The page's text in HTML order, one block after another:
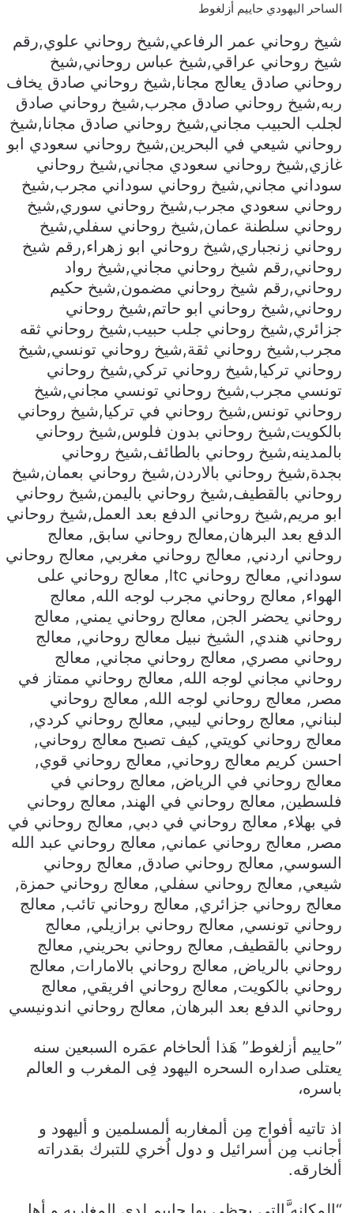
الساحر اليهودي حاييم أزلغوط
شيخ روحاني عمر الرفاعي,شيخ روحاني علوي,رقم
شيخ روحاني عراقي,شيخ عباس روحاني,شيخ
روحاني صادق يعالج مجانا,شيخ روحاني صادق يخاف
ربه,شيخ روحاني صادق مجرب,شيخ روحاني صادق
لجلب الحبيب مجاني,شيخ روحاني صادق مجانا,شيخ
روحاني شيعي في البحرين,شيخ روحاني سعودي ابو
غازي,شيخ روحاني سعودي مجاني,شيخ روحاني
سوداني مجاني,شيخ روحاني سوداني مجرب,شيخ
روحاني سعودي مجرب,شيخ روحاني سوري,شيخ
روحاني سلطنة عمان,شيخ روحاني سفلي,شيخ
روحاني زنجباري,شيخ روحاني ابو زهراء,رقم شيخ
روحاني,رقم شيخ روحاني مجاني,شيخ رواد
روحاني,رقم شيخ روحاني مضمون,شيخ حكيم
روحاني,شيخ روحاني ابو حاتم,شيخ روحاني
جزائري,شيخ روحاني جلب حبيب,شيخ روحاني ثقه
مجرب,شيخ روحاني ثقة,شيخ روحاني تونسي,شيخ
روحاني تركيا,شيخ روحاني تركي,شيخ روحاني
تونسي مجرب,شيخ روحاني تونسي مجاني,شيخ
روحاني تونس,شيخ روحاني في تركيا,شيخ روحاني
بالكويت,شيخ روحاني بدون فلوس,شيخ روحاني
بالمدينه,شيخ روحاني بالطائف,شيخ روحاني
بجدة,شيخ روحاني بالاردن,شيخ روحاني بعمان,شيخ
روحاني بالقطيف,شيخ روحاني باليمن,شيخ روحاني
ابو مريم,شيخ روحاني الدفع بعد العمل,شيخ روحاني
الدفع بعد البرهان,معالج روحاني سابق, معالج
روحاني اردني, معالج روحاني مغربي, معالج روحاني
سوداني, معالج روحاني ltc, معالج روحاني على
الهواء, معالج روحاني مجرب لوجه الله, معالج
روحاني يحضر الجن, معالج روحاني يمني, معالج
روحاني هندي, الشيخ نبيل معالج روحاني, معالج
روحاني مصري, معالج روحاني مجاني, معالج
روحاني مجاني لوجه الله, معالج روحاني ممتاز في
مصر, معالج روحاني لوجه الله, معالج روحاني
لبناني, معالج روحاني ليبي, معالج روحاني كردي,
معالج روحاني كويتي, كيف تصبح معالج روحاني,
احسن كريم معالج روحاني, معالج روحاني قوي,
معالج روحاني في الرياض, معالج روحاني في
فلسطين, معالج روحاني في الهند, معالج روحاني
في بهلاء, معالج روحاني في دبي, معالج روحاني في
مصر, معالج روحاني عماني, معالج روحاني عبد الله
السوسي, معالج روحاني صادق, معالج روحاني
شيعي, معالج روحاني سفلي, معالج روحاني حمزة,
معالج روحاني جزائري, معالج روحاني تائب, معالج
روحاني تونسي, معالج روحاني برازيلي, معالج
روحاني بالقطيف, معالج روحاني بحريني, معالج
روحاني بالرياض, معالج روحاني بالامارات, معالج
روحاني بالكويت, معالج روحاني افريقي, معالج
روحاني الدفع بعد البرهان, معالج روحاني اندونيسي
”حاييم أزلغوط” هَذا ألحاخام عمَره السبعين سنه
يعتلى صداره السحره اليهود فِى المغرب و العالم
باسره،
اذ تاتيه أفواج مِن ألمغاربه ألمسلمين و أليهود و
أجانب مِن أسرائيل و دول اُخري للتبرك بقدراته
ألخارقه.